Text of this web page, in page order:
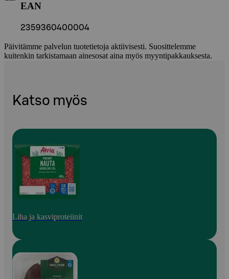
EAN
2359360400004
Päivitämme palvelun tuotetietoja aktiivisesti. Suosittelemme
kuitenkin tarkistamaan ainesosat aina myös myyntipakkauksesta.
Katso myös
Liha ja kasviproteiinit